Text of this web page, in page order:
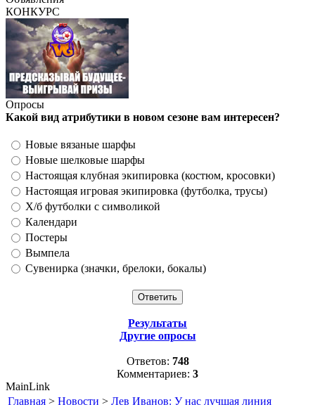
КОНКУРС
Опросы
Какой вид атрибутики в новом сезоне вам интересен?
Новые вязаные шарфы
Новые шелковые шарфы
Настоящая клубная экипировка (костюм, кросовки)
Настоящая игровая экипировка (футболка, трусы)
Х/б футболки с символикой
Календари
Постеры
Вымпела
Сувенирка (значки, брелоки, бокалы)
Результаты
Другие опросы
Ответов: 748
Комментариев: 3
MainLink
Главная > Новости > Лев Иванов: У нас лучшая линия